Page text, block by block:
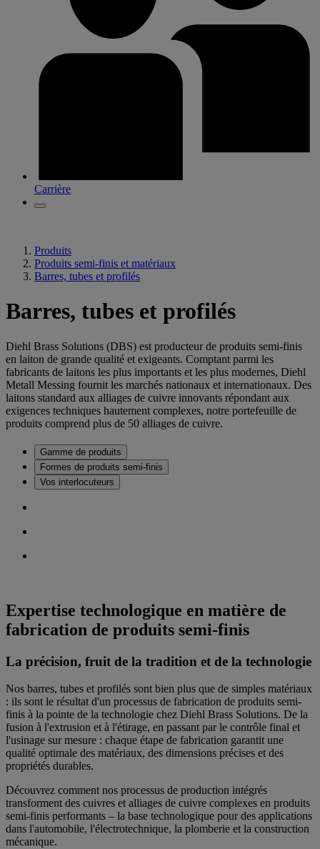
Carrière
Produits
Produits semi-finis et matériaux
Barres, tubes et profilés
Barres, tubes et profilés
Diehl Brass Solutions (DBS) est producteur de produits semi-finis
en laiton de grande qualité et exigeants. Comptant parmi les
fabricants de laitons les plus importants et les plus modernes, Diehl
Metall Messing fournit les marchés nationaux et internationaux. Des
laitons standard aux alliages de cuivre innovants répondant aux
exigences techniques hautement complexes, notre portefeuille de
produits comprend plus de 50 alliages de cuivre.
Gamme de produits
Formes de produits semi-finis
Vos interlocuteurs
Expertise technologique en matière de
fabrication de produits semi-finis
La précision, fruit de la tradition et de la technologie
Nos barres, tubes et profilés sont bien plus que de simples matériaux
: ils sont le résultat d'un processus de fabrication de produits semi-
finis à la pointe de la technologie chez Diehl Brass Solutions. De la
fusion à l'extrusion et à l'étirage, en passant par le contrôle final et
l'usinage sur mesure : chaque étape de fabrication garantit une
qualité optimale des matériaux, des dimensions précises et des
propriétés durables.
Découvrez comment nos processus de production intégrés
transforment des cuivres et alliages de cuivre complexes en produits
semi-finis performants – la base technologique pour des applications
dans l'automobile, l'électrotechnique, la plomberie et la construction
mécanique.